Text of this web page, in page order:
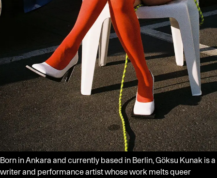
Born in Ankara and currently based in Berlin, Göksu Kunak is a
writer and performance artist whose work melts queer